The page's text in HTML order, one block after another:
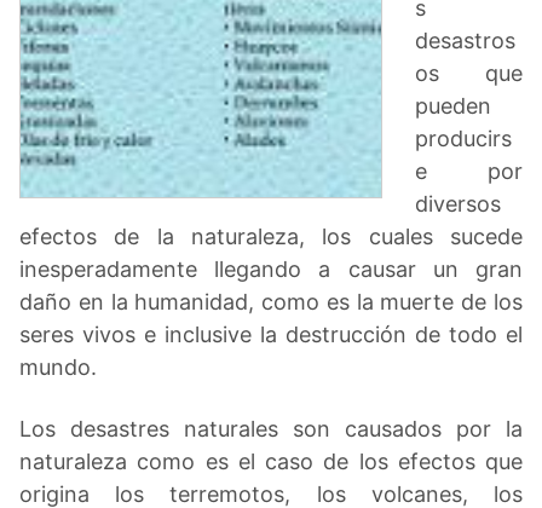
s
desastros
os que
pueden
producirs
e por
diversos
efectos de la naturaleza, los cuales sucede
inesperadamente llegando a causar un gran
daño en la humanidad, como es la muerte de los
seres vivos e inclusive la destrucción de todo el
mundo.
Los desastres naturales son causados por la
naturaleza como es el caso de los efectos que
origina los terremotos, los volcanes, los